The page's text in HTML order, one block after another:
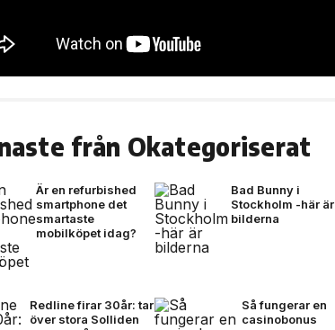
från Okategoriserat
Är en refurbished
smartphone det
smartaste
mobilköpet idag?
Bad Bunny i
Stockholm -här är
bilderna
Redline firar 30år: tar
över stora Solliden
Så fungerar en
casinobonus